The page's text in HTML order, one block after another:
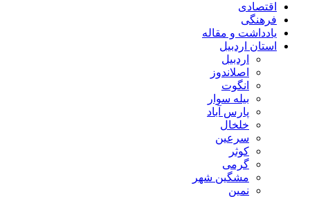
اقتصادی
فرهنگی
یادداشت و مقاله
استان اردبیل
اردبیل
اصلاندوز
انگوت
بیله سوار
پارس آباد
خلخال
سرعین
کوثر
گرمی
مشگین شهر
نمین